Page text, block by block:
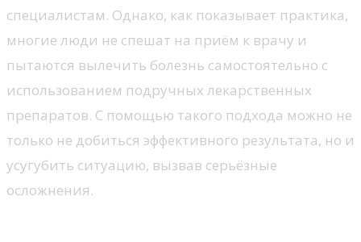
специалистам. Однако, как показывает практика,
многие люди не спешат на приём к врачу и
пытаются вылечить болезнь самостоятельно с
использованием подручных лекарственных
препаратов. С помощью такого подхода можно не
только не добиться эффективного результата, но и
усугубить ситуацию, вызвав серьёзные
осложнения.